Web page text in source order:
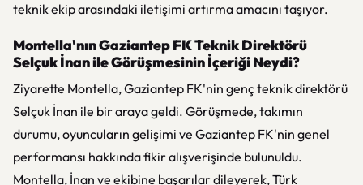
teknik ekip arasındaki iletişimi artırma amacını taşıyor.
Montella'nın Gaziantep FK Teknik Direktörü
Selçuk İnan ile Görüşmesinin İçeriği Neydi?
Ziyarette Montella, Gaziantep FK'nin genç teknik direktörü
Selçuk İnan ile bir araya geldi. Görüşmede, takımın
durumu, oyuncuların gelişimi ve Gaziantep FK'nin genel
performansı hakkında fikir alışverişinde bulunuldu.
Montella, İnan ve ekibine başarılar dileyerek, Türk